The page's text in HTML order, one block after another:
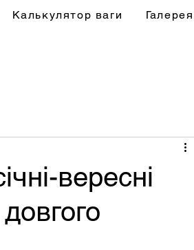
Калькулятор ваги Галерея
вересні